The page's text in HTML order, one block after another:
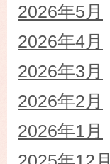
2026年5月
2026年4月
2026年3月
2026年2月
2026年1月